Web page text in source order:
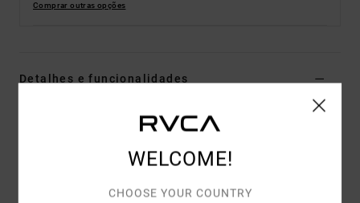
Comprar outras opções
Detalhes e funcionalidades
Top de croché Verde Mulher
WELCOME!
CHOOSE YOUR COUNTRY